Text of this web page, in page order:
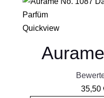
Quickview
35,50